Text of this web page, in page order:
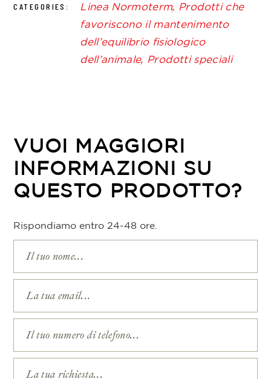
CATEGORIES: Linea Normoterm, Prodotti che
favoriscono il mantenimento
dell’equilibrio fisiologico
dell’animale, Prodotti speciali
VUOI MAGGIORI
INFORMAZIONI SU
QUESTO PRODOTTO?
Rispondiamo entro 24-48 ore.